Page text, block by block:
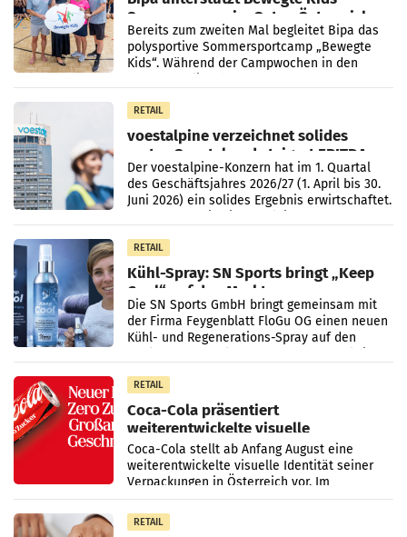
Sommercamps im Osten Österreichs
Bereits zum zweiten Mal begleitet Bipa das
polysportive Sommersportcamp „Bewegte
Kids“. Während der Campwochen in den
RETAIL
voestalpine verzeichnet solides
erstes Quartal und steigert EBITDA
Der voestalpine-Konzern hat im 1. Quartal
des Geschäftsjahres 2026/27 (1. April bis 30.
Juni 2026) ein solides Ergebnis erwirtschaftet.
RETAIL
Kühl-Spray: SN Sports bringt „Keep
Cool“ auf den Markt
Die SN Sports GmbH bringt gemeinsam mit
der Firma Feygenblatt FloGu OG einen neuen
Kühl- und Regenerations-Spray auf den
RETAIL
Coca-Cola präsentiert
weiterentwickelte visuelle
Markenidentität
Coca-Cola stellt ab Anfang August eine
weiterentwickelte visuelle Identität seiner
Verpackungen in Österreich vor. Im
Mittelpunkt des Redesigns stehen zentrale
Gestaltungselemente
RETAIL